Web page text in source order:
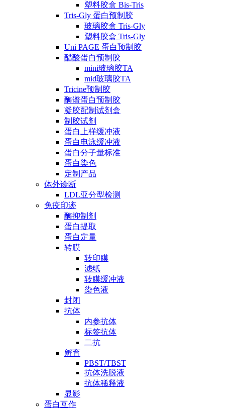
塑料胶盒 Bis-Tris
Tris-Gly 蛋白预制胶
玻璃胶盒 Tris-Gly
塑料胶盒 Tris-Gly
Uni PAGE 蛋白预制胶
醋酸蛋白预制胶
mini玻璃胶TA
mid玻璃胶TA
Tricine预制胶
酶谱蛋白预制胶
凝胶配制试剂盒
制胶试剂
蛋白上样缓冲液
蛋白电泳缓冲液
蛋白分子量标准
蛋白染色
定制产品
体外诊断
LDL亚分型检测
免疫印迹
酶抑制剂
蛋白提取
蛋白定量
转膜
转印膜
滤纸
转膜缓冲液
染色液
封闭
抗体
内参抗体
标签抗体
二抗
孵育
PBST/TBST
抗体洗脱液
抗体稀释液
显影
蛋白互作